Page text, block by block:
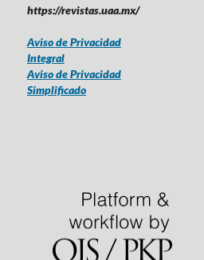
https://revistas.uaa.mx/
Aviso de Privacidad
Integral
Aviso de Privacidad
Simplificado